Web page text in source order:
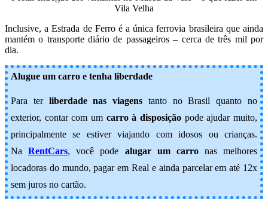
Vila Velha
Inclusive, a Estrada de Ferro é a única ferrovia brasileira que ainda
mantém o transporte diário de passageiros – cerca de três mil por
dia.
Alugue um carro e tenha liberdade
Para ter liberdade nas viagens tanto no Brasil quanto no
exterior, contar com um carro à disposição pode ajudar muito,
principalmente se estiver viajando com idosos ou crianças.
NaRentCars, você pode alugar um carronas melhores
locadoras do mundo, pagar em Real e ainda parcelar em até 12x
sem juros no cartão.